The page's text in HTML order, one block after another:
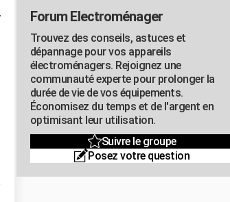
Forum Electroménager
Trouvez des conseils, astuces et
dépannage pour vos appareils
électroménagers. Rejoignez une
communauté experte pour prolonger la
durée de vie de vos équipements.
Économisez du temps et de l'argent en
optimisant leur utilisation.
Suivre le groupe
Posez votre question